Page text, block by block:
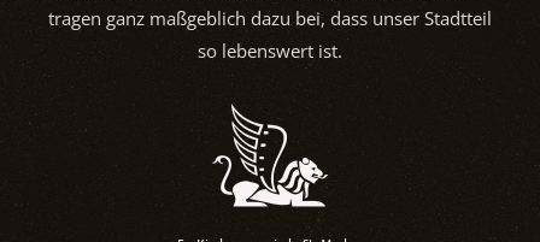
tragen ganz maßgeblich dazu bei, dass unser Stadtteil
so lebenswert ist.